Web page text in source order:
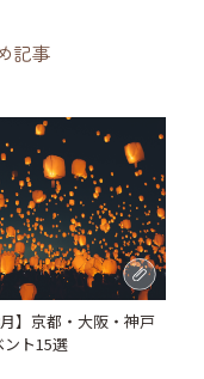
記事
月】京都・大阪・神戸
ト15選